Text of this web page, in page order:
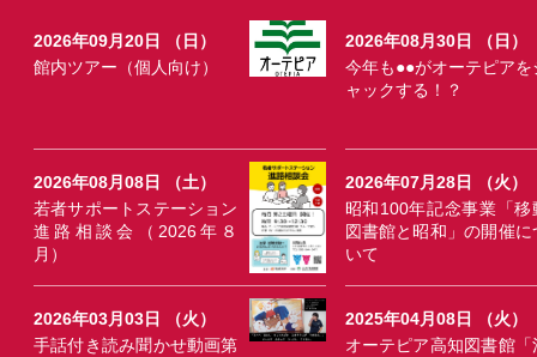
2026年09月20日 （日）
館内ツアー（個人向け）
2026年08月30日 （日）
今年も●●がオーテピアを
ャックする！？
2026年08月08日 （土）
若者サポートステーション
進路相談会（2026年８
月）
2026年07月28日 （火）
昭和100年記念事業「移
図書館と昭和」の開催に
いて
2026年03月03日 （火）
手話付き読み聞かせ動画第
2025年04月08日 （火）
オーテピア高知図書館「